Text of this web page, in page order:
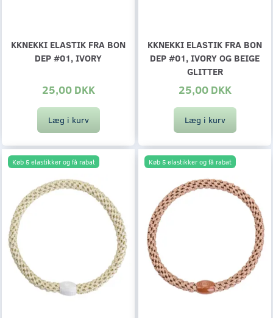
KKNEKKI ELASTIK FRA BON
DEP #01, IVORY
25,00 DKK
Læg i kurv
KKNEKKI ELASTIK FRA BON
DEP #01, IVORY OG BEIGE
GLITTER
25,00 DKK
Læg i kurv
Køb 5 elastikker og få rabat Køb 5 elastikker og få rabat